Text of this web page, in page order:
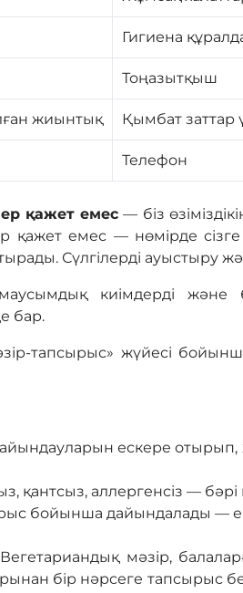
Гигиена
Тоңазытқыш
жиынтық Қымбат заттар
Телефон
қажет емес — біз
қажет емес — нөмірде
Сүлгілерді ауыстыру
киімдерді және
бар.
тапсырыс» жүйесі
ескере отырып,
қантсыз, аллергенсіз — бәрі
бойынша дайындалады —
Вегетариандық мәзір,
бір нәрсеге тапсырыс